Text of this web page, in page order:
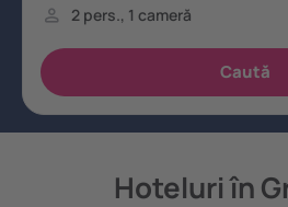
Hoteluri în